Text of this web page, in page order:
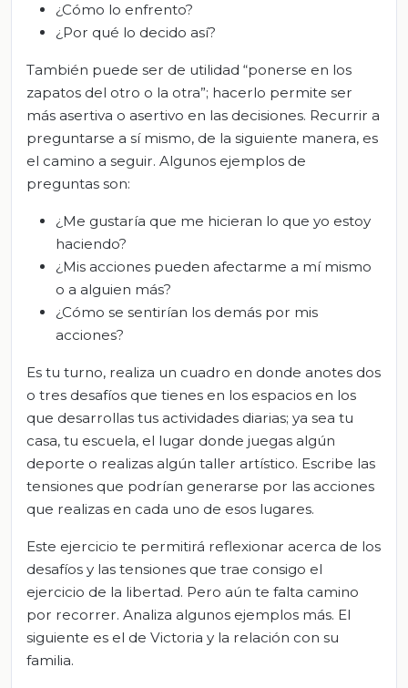
¿Cómo lo enfrento?
¿Por qué lo decido así?
También puede ser de utilidad “ponerse en los
zapatos del otro o la otra”; hacerlo permite ser
más asertiva o asertivo en las decisiones. Recurrir a
preguntarse a sí mismo, de la siguiente manera, es
el camino a seguir. Algunos ejemplos de
preguntas son:
¿Me gustaría que me hicieran lo que yo estoy
haciendo?
¿Mis acciones pueden afectarme a mí mismo
o a alguien más?
¿Cómo se sentirían los demás por mis
acciones?
Es tu turno, realiza un cuadro en donde anotes dos
o tres desafíos que tienes en los espacios en los
que desarrollas tus actividades diarias; ya sea tu
casa, tu escuela, el lugar donde juegas algún
deporte o realizas algún taller artístico. Escribe las
tensiones que podrían generarse por las acciones
que realizas en cada uno de esos lugares.
Este ejercicio te permitirá reflexionar acerca de los
desafíos y las tensiones que trae consigo el
ejercicio de la libertad. Pero aún te falta camino
por recorrer. Analiza algunos ejemplos más. El
siguiente es el de Victoria y la relación con su
familia.